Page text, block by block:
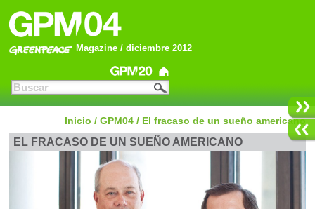
Magazine / diciembre 2012
Inicio / GPM04 / El fracaso de un sueño americano
EL FRACASO DE UN SUEÑO AMERICANO